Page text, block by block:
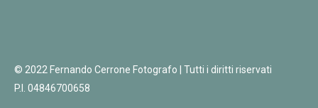
© 2022 Fernando Cerrone Fotografo | Tutti i diritti riservati
P.I. 04846700658